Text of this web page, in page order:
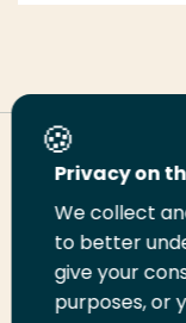
Deel deze pagina
DeelDeel
op
op
Privacy on
We collect
to better
give your
purposes, or